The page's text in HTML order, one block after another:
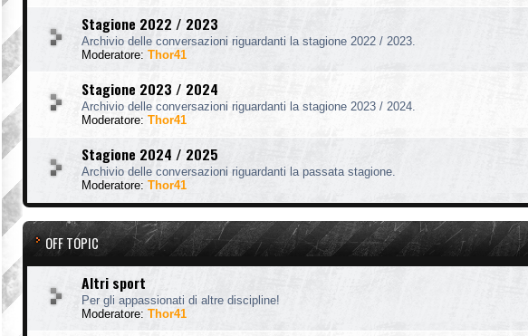
Stagione 2022 / 2023
Archivio delle conversazioni riguardanti la stagione 2022 / 2023.
Moderatore: Thor41
Stagione 2023 / 2024
Archivio delle conversazioni riguardanti la stagione 2023 / 2024.
Moderatore: Thor41
Stagione 2024 / 2025
Archivio delle conversazioni riguardanti la passata stagione.
Moderatore: Thor41
OFF TOPIC
Altri sport
Per gli appassionati di altre discipline!
Moderatore: Thor41